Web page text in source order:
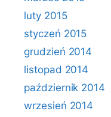
luty 2015
styczeń 2015
grudzień 2014
listopad 2014
październik 2014
wrzesień 2014